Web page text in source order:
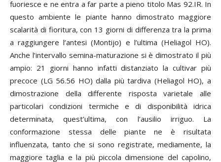
fuoriesce e ne entra a far parte a pieno titolo Mas 92.IR. In
questo ambiente le piante hanno dimostrato maggiore
scalarità di fioritura, con 13 giorni di differenza tra la prima
a raggiungere l’antesi (Montijo) e l’ultima (Heliagol HO).
Anche l’intervallo semina-maturazione si è dimostrato il più
ampio: 21 giorni hanno infatti distanziato la cultivar più
precoce (LG 56.56 HO) dalla più tardiva (Heliagol HO), a
dimostrazione della differente risposta varietale alle
particolari condizioni termiche e di disponibilità idrica
determinata, quest’ultima, con l’ausilio irriguo. La
conformazione stessa delle piante ne è risultata
influenzata, tanto che si sono registrate, mediamente, la
maggiore taglia e la più piccola dimensione del capolino,